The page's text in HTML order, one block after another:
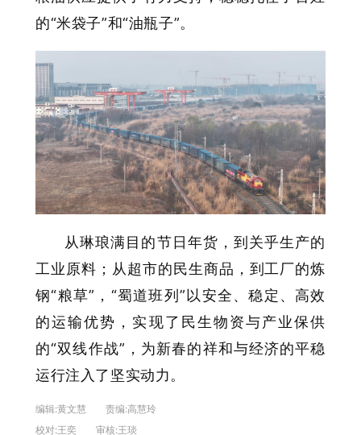
的“米袋子”和“油瓶子”。
从琳琅满目的节日年货，到关乎生产的
工业原料；从超市的民生商品，到工厂的炼
钢“粮草”，“蜀道班列”以安全、稳定、高效
的运输优势，实现了民生物资与产业保供
的“双线作战”，为新春的祥和与经济的平稳
运行注入了坚实动力。
编辑:黄文慧 责编:高慧玲
校对:王奕 审核:王琰